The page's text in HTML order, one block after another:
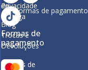
de
Entrega
Trocas e
Devoluções
Formas de
Privacidade
Blog
Formas de
pagamento
Formas de pagamento